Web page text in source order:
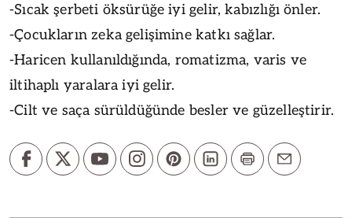
-Sıcak şerbeti öksürüğe iyi gelir, kabızlığı önler.
-Çocukların zeka gelişimine katkı sağlar.
-Haricen kullanıldığında, romatizma, varis ve
iltihaplı yaralara iyi gelir.
-Cilt ve saça sürüldüğünde besler ve güzelleştirir.